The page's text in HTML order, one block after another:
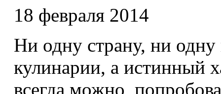
18 февраля 2014
Ни одну страну, ни одну
кулинарии, а истинный
всегда можно